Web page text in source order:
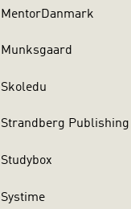
MentorDanmark
Munksgaard
Skoledu
Strandberg Publishing
Studybox
Systime